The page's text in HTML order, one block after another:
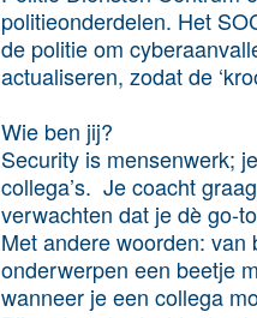
politieonderdelen. Het
de politie om
actualiseren, zodat de
Wie ben jij?
Security is mensenwerk;
collega’s. Je coacht
verwachten dat je dè go-
Met andere woorden:
onderwerpen een beetje
wanneer je een collega